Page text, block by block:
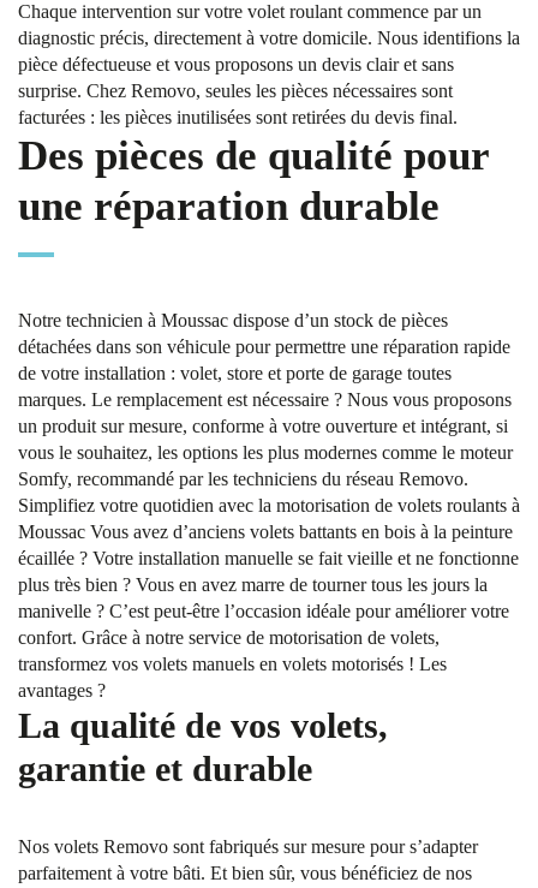
Chaque intervention sur votre volet roulant commence par un
diagnostic précis, directement à votre domicile. Nous identifions la
pièce défectueuse et vous proposons un devis clair et sans
surprise. Chez Removo, seules les pièces nécessaires sont
facturées : les pièces inutilisées sont retirées du devis final.
Des pièces de qualité pour
une réparation durable
Notre technicien à Moussac dispose d’un stock de pièces
détachées dans son véhicule pour permettre une réparation rapide
de votre installation : volet, store et porte de garage toutes
marques. Le remplacement est nécessaire ? Nous vous proposons
un produit sur mesure, conforme à votre ouverture et intégrant, si
vous le souhaitez, les options les plus modernes comme le moteur
Somfy, recommandé par les techniciens du réseau Removo.
Simplifiez votre quotidien avec la motorisation de volets roulants à
Moussac Vous avez d’anciens volets battants en bois à la peinture
écaillée ? Votre installation manuelle se fait vieille et ne fonctionne
plus très bien ? Vous en avez marre de tourner tous les jours la
manivelle ? C’est peut-être l’occasion idéale pour améliorer votre
confort. Grâce à notre service de motorisation de volets,
transformez vos volets manuels en volets motorisés ! Les
avantages ?
La qualité de vos volets,
garantie et durable
Nos volets Removo sont fabriqués sur mesure pour s’adapter
parfaitement à votre bâti. Et bien sûr, vous bénéficiez de nos